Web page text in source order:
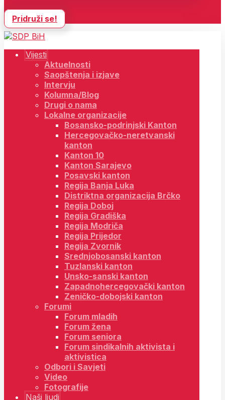
Pridruži se!
Vijesti
Aktuelnosti
Saopštenja i izjave
Intervju
Kolumna/Blog
Drugi o nama
Lokalne organizacije
Bosansko-podrinjski Kanton
Hercegovačko-neretvanski
kanton
Kanton 10
Kanton Sarajevo
Posavski kanton
Regija Banja Luka
Distriktna organizacija Brčko
Regija Doboj
Regija Gradiška
Regija Modriča
Regija Prijedor
Regija Zvornik
Srednjobosanski kanton
Tuzlanski kanton
Unsko-sanski kanton
Zapadnohercegovački kanton
Zeničko-dobojski kanton
Forumi
Forum mladih
Forum žena
Forum seniora
Forum sindikalnih aktivista i
aktivistica
Odbori i Savjeti
Video
Fotografije
Naši ljudi